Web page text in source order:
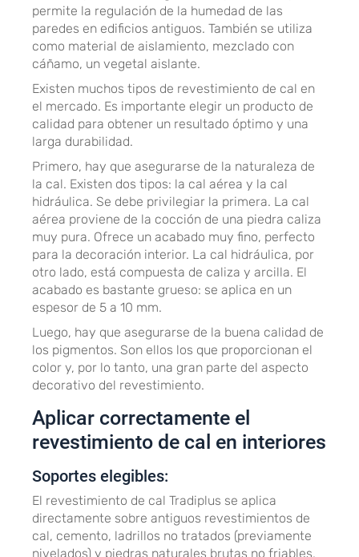
permite la regulación de la humedad de las
paredes en edificios antiguos. También se utiliza
como material de aislamiento, mezclado con
cáñamo, un vegetal aislante.
Existen muchos tipos de revestimiento de cal en
el mercado. Es importante elegir un producto de
calidad para obtener un resultado óptimo y una
larga durabilidad.
Primero, hay que asegurarse de la naturaleza de
la cal. Existen dos tipos: la cal aérea y la cal
hidráulica. Se debe privilegiar la primera. La cal
aérea proviene de la cocción de una piedra caliza
muy pura. Ofrece un acabado muy fino, perfecto
para la decoración interior. La cal hidráulica, por
otro lado, está compuesta de caliza y arcilla. El
acabado es bastante grueso: se aplica en un
espesor de 5 a 10 mm.
Luego, hay que asegurarse de la buena calidad de
los pigmentos. Son ellos los que proporcionan el
color y, por lo tanto, una gran parte del aspecto
decorativo del revestimiento.
Aplicar correctamente el
revestimiento de cal en interiores
Soportes elegibles:
El revestimiento de cal Tradiplus se aplica
directamente sobre antiguos revestimientos de
cal, cemento, ladrillos no tratados (previamente
nivelados) y piedras naturales brutas no friables.